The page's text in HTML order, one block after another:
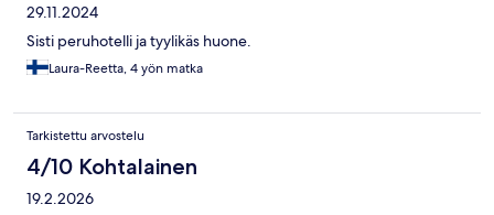
29.11.2024
Sisti peruhotelli ja tyylikäs huone.
Laura-Reetta, 4 yön matka
Tarkistettu arvostelu
4/10 Kohtalainen
19.2.2026